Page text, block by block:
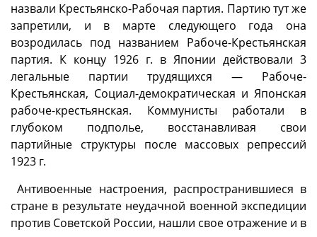
назвали Крестьянско-Рабочая партия. Партию тут же
запретили, и в марте следующего года она
возродилась под названием Рабоче-Крестьянская
партия. К концу 1926 г. в Японии действовали 3
легальные партии трудящихся — Рабоче-
Крестьянская, Социал-демократическая и Японская
рабоче-крестьянская. Коммунисты работали в
глубоком подполье, восстанавливая свои
партийные структуры после массовых репрессий
1923 г.
Антивоенные настроения, распространившиеся в
стране в результате неудачной военной экспедиции
против Советской России, нашли свое отражение и в